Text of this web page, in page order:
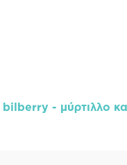
bilberry - μύρτιλλο